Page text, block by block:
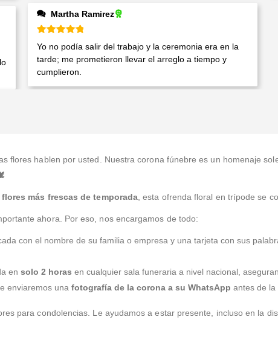
Martha Ramirez
Yo no podía salir del trabajo y la ceremonia era en la
tarde; me prometieron llevar el arreglo a tiempo y
cumplieron.
flores hablen por usted. Nuestra corona fúnebre es un homenaje
más frescas de temporada , esta ofrenda floral en trípode se
ahora. Por eso, nos encargamos de todo:
con el nombre de su familia o empresa y una tarjeta con sus
en solo 2 horas en cualquier sala funeraria a nivel nacional,
enviaremos una fotografía de la corona a su WhatsApp antes de la
para condolencias. Le ayudamos a estar presente, incluso en la